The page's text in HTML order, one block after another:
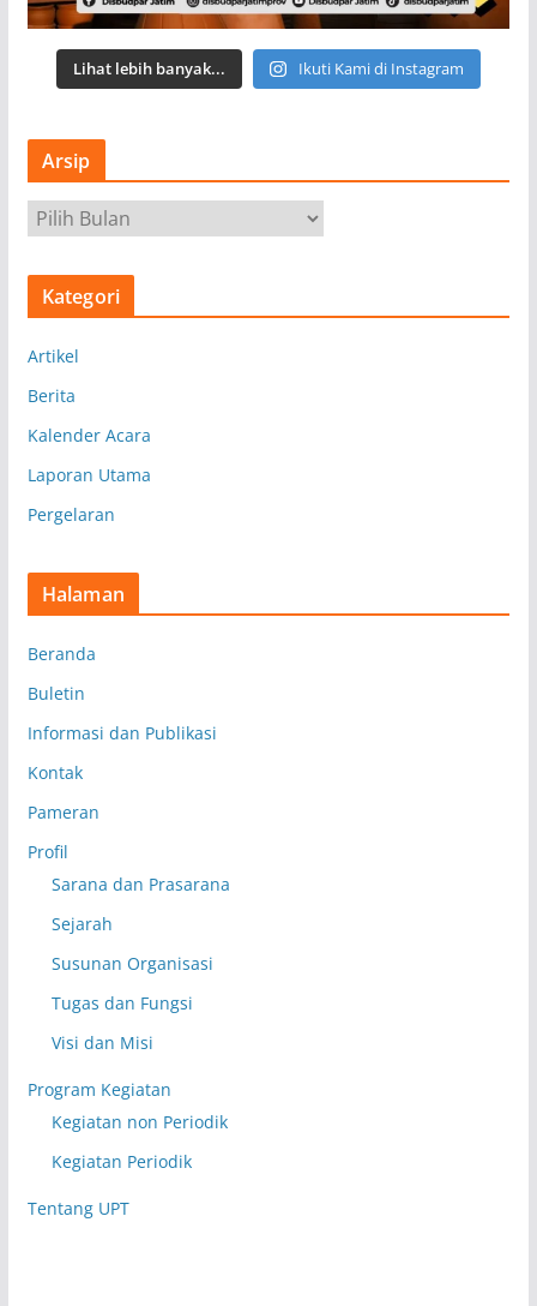
Lihat lebih banyak... Ikuti Kami di Instagram
Arsip
r
s
Kategori
Artikel
Berita
Kalender Acara
Laporan Utama
Pergelaran
Halaman
Beranda
Buletin
Informasi dan Publikasi
Kontak
Pameran
Profil
Sarana dan Prasarana
Sejarah
Susunan Organisasi
Tugas dan Fungsi
Visi dan Misi
Program Kegiatan
Kegiatan non Periodik
Kegiatan Periodik
Tentang UPT